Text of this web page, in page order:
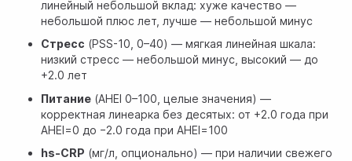
линейный небольшой вклад: хуже качество —
небольшой плюс лет, лучше — небольшой минус
Стресс (PSS-10, 0–40) — мягкая линейная шкала:
низкий стресс — небольшой минус, высокий — до
+2.0 лет
Питание (AHEI 0–100, целые значения) —
корректная линеарка без десятых: от +2.0 года при
AHEI=0 до −2.0 года при AHEI=100
hs-CRP (мг/л, опционально) — при наличии свежего